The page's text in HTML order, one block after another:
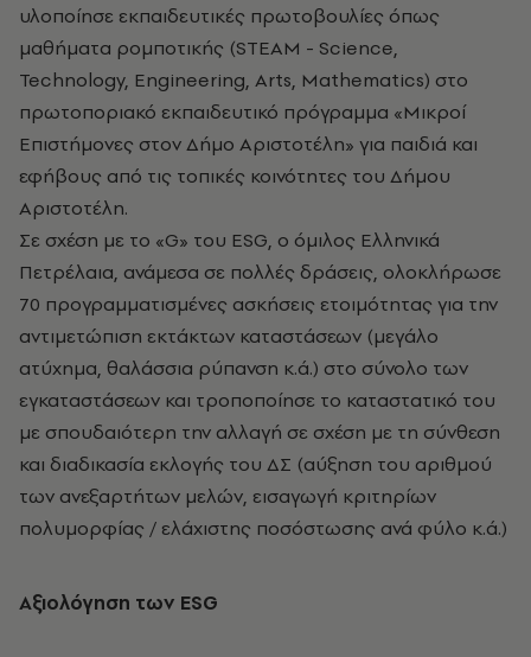
υλοποίησε εκπαιδευτικές πρωτοβουλίες όπως
μαθήματα ρομποτικής (STEAM - Science,
Technology, Engineering, Arts, Mathematics) στο
πρωτοποριακό εκπαιδευτικό πρόγραμμα «Μικροί
Επιστήμονες στον Δήμο Αριστοτέλη» για παιδιά και
εφήβους από τις τοπικές κοινότητες του Δήμου
Αριστοτέλη.
Σε σχέση με το «G» του ESG, ο όμιλος Ελληνικά
Πετρέλαια, ανάμεσα σε πολλές δράσεις, ολοκλήρωσε
70 προγραμματισμένες ασκήσεις ετοιμότητας για την
αντιμετώπιση εκτάκτων καταστάσεων (μεγάλο
ατύχημα, θαλάσσια ρύπανση κ.ά.) στο σύνολο των
εγκαταστάσεων και τροποποίησε το καταστατικό του
με σπουδαιότερη την αλλαγή σε σχέση με τη σύνθεση
και διαδικασία εκλογής του ΔΣ (αύξηση του αριθμού
των ανεξαρτήτων μελών, εισαγωγή κριτηρίων
πολυμορφίας / ελάχιστης ποσόστωσης ανά φύλο κ.ά.)
Αξιολόγηση των ESG